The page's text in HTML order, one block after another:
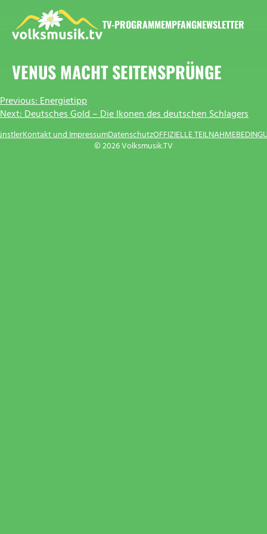
Inhalt
springen
TV-PROGRAMMEMPFANGNEWSLETTER
VENUS MACHT SEITENSPRÜNGE
BEITRAGSNAVIGATION
Previous:Energietipp
Next:Deutsches Gold – Die Ikonen des deutschen Schlagers
© 2026 Volksmusik.TV
Kontakt und ImpressumDatenschutzOFFIZIELLE